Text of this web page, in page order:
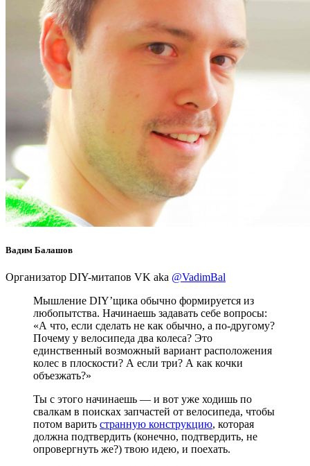
Вадим Балашов
Организатор DIY-митапов VK aka @VadimBal
Мышление DIY’щика обычно формируется из
любопытства. Начинаешь задавать себе вопросы:
«А что, если сделать не как обычно, а по-другому?
Почему у велосипеда два колеса? Это
единственный возможный вариант расположения
колес в плоскости? А если три? А как кочки
объезжать?»
Ты с этого начинаешь — и вот уже ходишь по
свалкам в поисках запчастей от велосипеда, чтобы
потом варить странную конструкцию, которая
должна подтвердить (конечно, подтвердить, не
опровергнуть же?) твою идею, и поехать.